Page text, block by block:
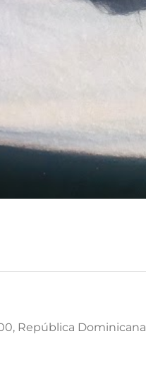
República Dominicana